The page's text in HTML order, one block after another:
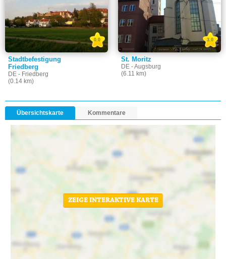
Stadtbefestigung
Friedberg
DE - Friedberg
(0.14 km)
0.0
St. Moritz
DE - Augsburg
(6.11 km)
3.0
Übersichtskarte Kommentare
ZEIGE INTERAKTIVE KARTE